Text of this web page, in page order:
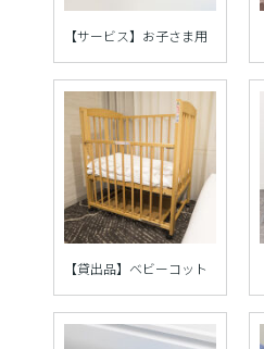
【サービス】お子さま用
【貸出品】ベビーコット